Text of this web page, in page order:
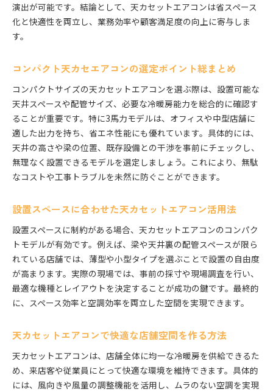
演出が可能です。結論として、天カセットエアコンは省スペース
化と快適性を両立し、業務効率や顧客満足度の向上に寄与しま
す。
コンパクト天カセエアコンの選定ポイント総まとめ
コンパクトサイズの天カセットエアコンを選ぶ際は、設置可能な
天井スペースや配管サイズ、必要な冷暖房能力を総合的に確認す
ることが重要です。特に3馬力モデルは、オフィスや中型店舗に
適した出力を持ち、省エネ性能にも優れています。具体的には、
天井の高さや梁の位置、既存設備との干渉を事前にチェックし、
無理なく設置できるモデルを選定しましょう。これにより、無駄
なコストや工事トラブルを未然に防ぐことができます。
設置スペースに合わせた天カセットエアコン活用法
設置スペースに制約がある場合、天カセットエアコンのコンパク
トモデルが有効です。例えば、梁や天井裏の配管スペースが限ら
れている店舗では、薄型や小型タイプを選ぶことで設置の自由度
が高まります。実際の現場では、事前の採寸や現場調査を行い、
最適な機種とレイアウトを決定することが成功の鍵です。最終的
に、スペース効率と空調効率を両立した空間を実現できます。
天カセットエアコンで快適な店舗空間を作る方法
天カセットエアコンは、店舗全体に均一な冷暖房を供給できるた
め、来店客や従業員にとって快適な環境を維持できます。具体的
には、風向きや風量の調整機能を活用し、ムラのない空調を実現